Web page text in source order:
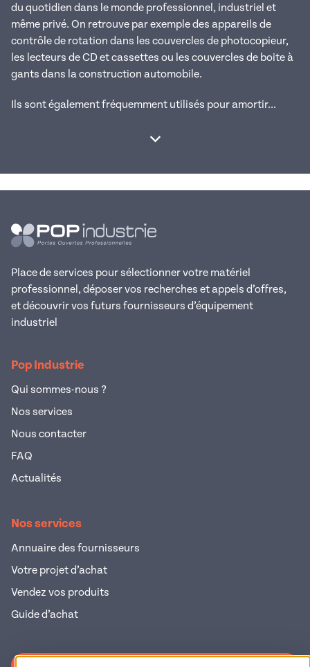
du quotidien dans le monde professionnel, industriel et
même privé. On retrouve par exemple des appareils de
contrôle de rotation dans les couvercles de photocopieur,
les lecteurs de CD et cassettes ou les couvercles de boite à
gants dans la construction automobile.
Ils sont également fréquemment utilisés pour amortir...
Afficher la suite
Place de services pour sélectionner votre matériel
professionnel, déposer vos recherches et appels d’offres,
et découvrir vos futurs fournisseurs d’équipement
industriel
Pop Industrie
Qui sommes-nous ?
Nos services
Nous contacter
FAQ
Actualités
Nos services
Annuaire des fournisseurs
Votre projet d’achat
Vendez vos produits
Guide d’achat